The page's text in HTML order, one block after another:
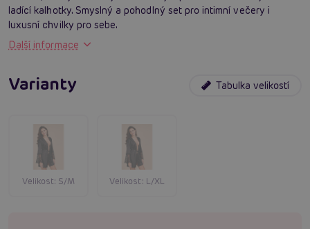
ladící kalhotky. Smyslný a pohodlný set pro intimní večery i
luxusní chvilky pro sebe.
Další informace
Varianty Tabulka velikostí
Velikost: S/M Velikost: L/XL